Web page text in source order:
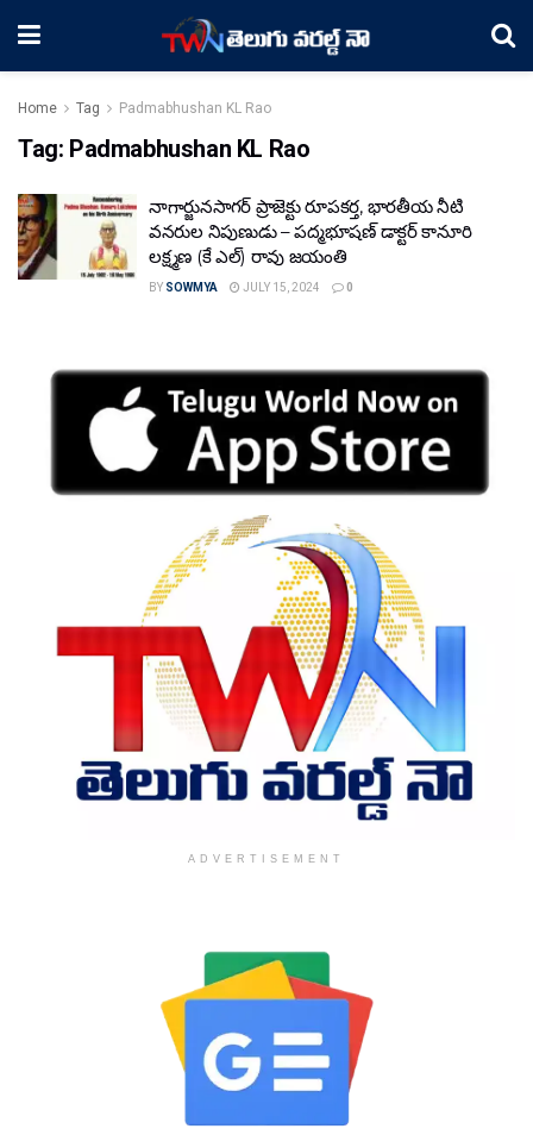
Home Tag Padmabhushan KL Rao
Tag: Padmabhushan KL Rao
నాగార్జునసాగర్ ప్రాజెక్టు రూపకర్త, భారతీయ నీటి
వనరుల నిపుణుడు – పద్మభూషణ్ డాక్టర్ కానూరి
లక్ష్మణ (కే ఎల్) రావు జయంతి
BY SOWMYA JULY 15, 2024 0
ADVERTISEMENT